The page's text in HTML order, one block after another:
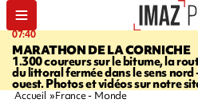
07:40
MARATHON DE LA CORNICHE
1.300 coureurs sur le bitume, la
du littoral fermée dans le sens nord
ouest. Photos et vidéos sur notre
Accueil France - Monde